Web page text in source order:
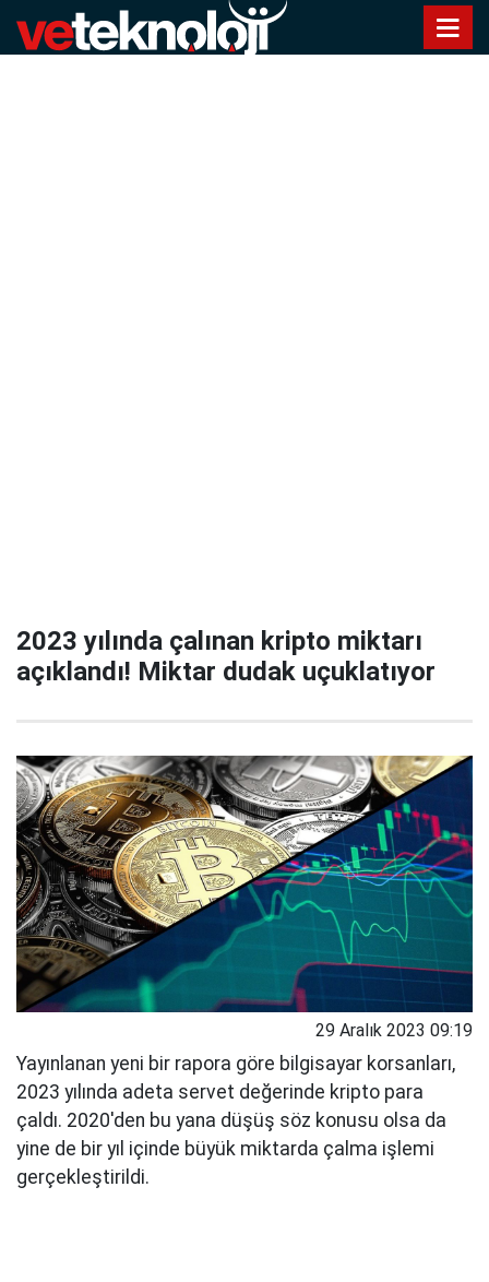
2023 yılında çalınan kripto miktarı
açıklandı! Miktar dudak uçuklatıyor
29 Aralık 2023 09:19
Yayınlanan yeni bir rapora göre bilgisayar korsanları,
2023 yılında adeta servet değerinde kripto para
çaldı. 2020'den bu yana düşüş söz konusu olsa da
yine de bir yıl içinde büyük miktarda çalma işlemi
gerçekleştirildi.